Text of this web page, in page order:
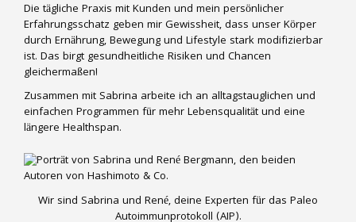
Die tägliche Praxis mit Kunden und mein persönlicher
Erfahrungsschatz geben mir Gewissheit, dass unser Körper
durch Ernährung, Bewegung und Lifestyle stark modifizierbar
ist. Das birgt gesundheitliche Risiken und Chancen
gleichermaßen!
Zusammen mit Sabrina arbeite ich an alltagstauglichen und
einfachen Programmen für mehr Lebensqualität und eine
längere Healthspan.
Wir sind Sabrina und René, deine Experten für das Paleo
Autoimmunprotokoll (AIP).